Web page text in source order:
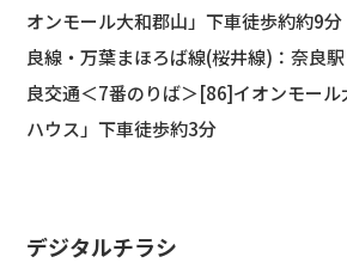
オンモール大和郡山」下車徒歩約約9
良線・万葉まほろば線(桜井線)：奈
良交通＜7番のりば＞[86]イオンモール
ハウス」下車徒歩約3分
デジタルチラシ